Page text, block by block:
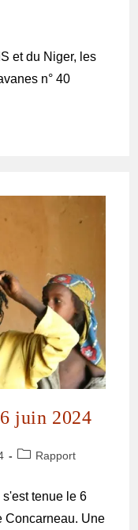
et du Niger, les
n° 40
juin 2024
Rapport
tenue le 6
Concarneau. Une